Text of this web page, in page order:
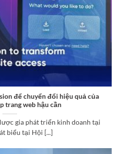
để chuyển đổi hiệu quả của
trang web hậu cần
gia phát triển kinh doanh tại
biểu tại Hội [...]